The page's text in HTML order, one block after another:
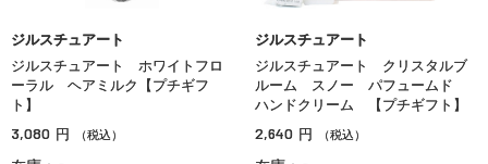
ジルスチュアート
ジルスチュアート ホワイトフロ
ーラル ヘアミルク【プチギフ
ト】
3,080 円 （税込）
ジルスチュアート
ジルスチュアート クリスタルブ
ルーム スノー パフュームド
ハンドクリーム 【プチギフト】
2,640 円 （税込）